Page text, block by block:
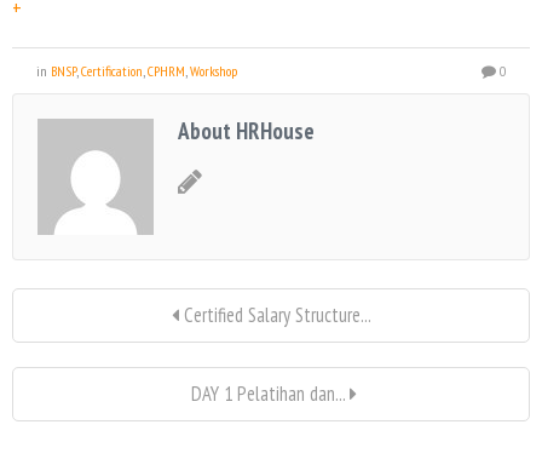
+
in BNSP, Certification CPHRM Workshop 0
About HRHouse
Certified Salary Structure...
DAY 1 Pelatihan dan...